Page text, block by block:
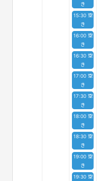
き
15:30 空
き
16:00 空
き
16:30 空
き
17:00 空
き
17:30 空
き
18:00 空
き
18:30 空
き
19:00 空
き
19:30 空